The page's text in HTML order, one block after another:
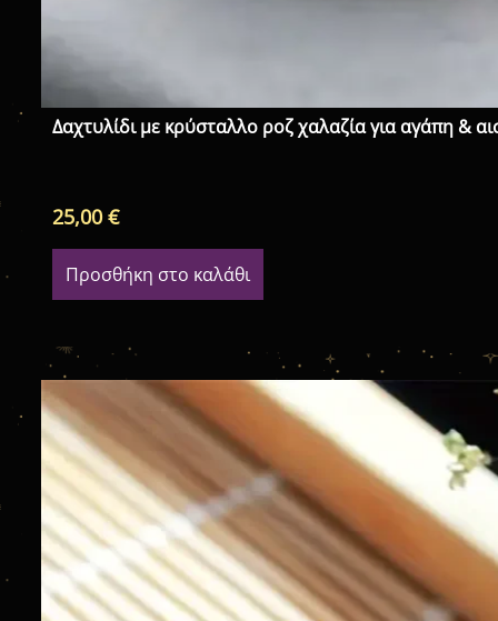
Δαχτυλίδι με κρύσταλλο ροζ χαλαζία για αγάπη &
25,00€
Προσθήκη στο καλάθι